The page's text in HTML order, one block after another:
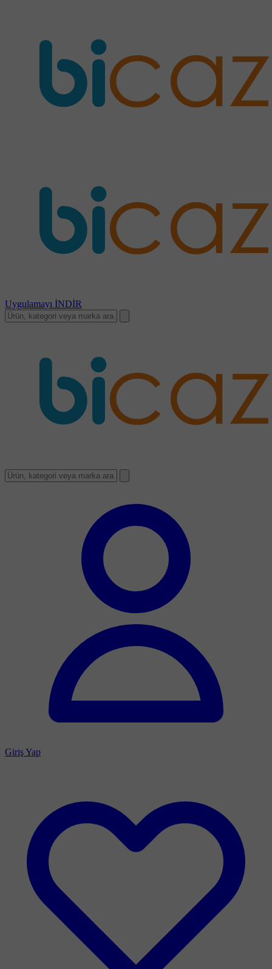
Uygulamayı İNDİR
Giriş Yap